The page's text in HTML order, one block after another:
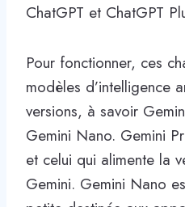
ChatGPT et ChatGPT
Pour fonctionner, ces
modèles d’intelligence
versions, à savoir
Gemini Nano. Gemini
et celui qui alimente la
Gemini. Gemini Nano